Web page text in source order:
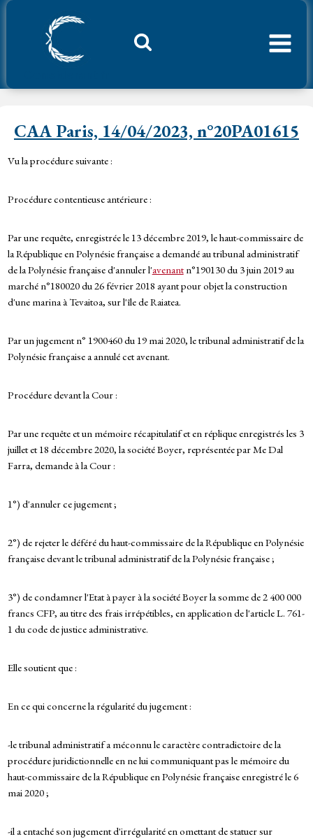
Aller
CAA Paris, 14/04/2023, n°20PA01615
Vu la procédure suivante :
Procédure contentieuse antérieure :
Par une requête, enregistrée le 13 décembre 2019, le haut-commissaire de
la République en Polynésie française a demandé au tribunal administratif
de la Polynésie française d'annuler l'avenantn°190130 du 3 juin 2019 au
marché n°180020 du 26 février 2018 ayant pour objet la construction
d'une marina à Tevaitoa, sur l'île de Raiatea.
Par un jugement n° 1900460 du 19 mai 2020, le tribunal administratif de la
Polynésie française a annulé cet avenant.
Procédure devant la Cour :
Par une requête et un mémoire récapitulatif et en réplique enregistrés les 3
juillet et 18 décembre 2020, la société Boyer, représentée par Me Dal
Farra, demande à la Cour :
1°) d'annuler ce jugement ;
2°) de rejeter le déféré du haut-commissaire de la République en Polynésie
française devant le tribunal administratif de la Polynésie française ;
3°) de condamner l'Etat à payer à la société Boyer la somme de 2 400 000
francs CFP, au titre des frais irrépétibles, en application de l'article L. 761-
1 du code de justice administrative.
Elle soutient que :
En ce qui concerne la régularité du jugement :
-le tribunal administratif a méconnu le caractère contradictoire de la
procédure juridictionnelle en ne lui communiquant pas le mémoire du
haut-commissaire de la République en Polynésie française enregistré le 6
mai 2020 ;
-il a entaché son jugement d'irrégularité en omettant de statuer sur